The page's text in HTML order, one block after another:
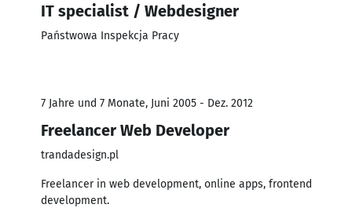
IT specialist / Webdesigner
Państwowa Inspekcja Pracy
7 Jahre und 7 Monate, Juni 2005 - Dez. 2012
Freelancer Web Developer
trandadesign.pl
Freelancer in web development, online apps, frontend
development.